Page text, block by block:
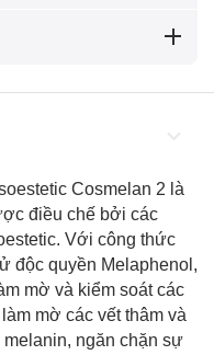
Cosmelan 2 là
điều chế bởi các
Với công thức
độc quyền Melaphenol,
mờ và kiểm soát các
mờ các vết thâm và
ngăn chặn sự